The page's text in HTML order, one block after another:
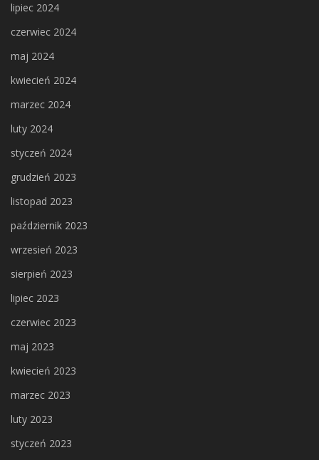
lipiec 2024
czerwiec 2024
maj 2024
kwiecień 2024
marzec 2024
luty 2024
styczeń 2024
grudzień 2023
listopad 2023
październik 2023
wrzesień 2023
sierpień 2023
lipiec 2023
czerwiec 2023
maj 2023
kwiecień 2023
marzec 2023
luty 2023
styczeń 2023